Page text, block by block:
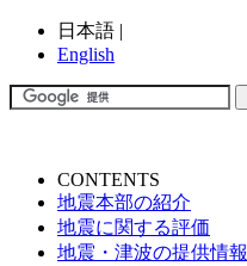
日本語 |
English
CONTENTS
地震本部の紹介
地震に関する評価
地震・津波の提供情報